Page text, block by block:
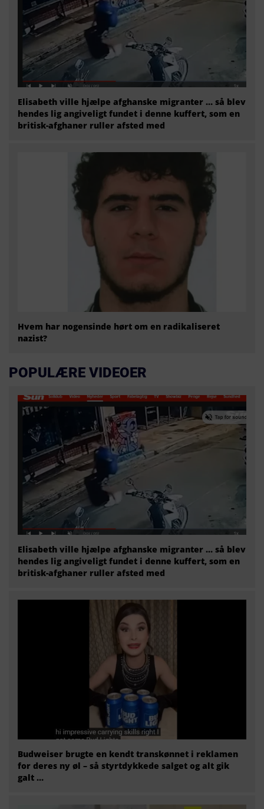
Elisabeth ville hjælpe afghanske migranter … så blev
hendes lig angiveligt fundet i denne kuffert, som en
britisk-afghaner ruller afsted med
Hvem har nogensinde hørt om en radikaliseret
nazist?
POPULÆRE VIDEOER
Elisabeth ville hjælpe afghanske migranter … så blev
hendes lig angiveligt fundet i denne kuffert, som en
britisk-afghaner ruller afsted med
Budweiser brugte en kendt transkønnet i reklamen
for deres ny øl – så styrtdykkede salget og alt gik
galt …